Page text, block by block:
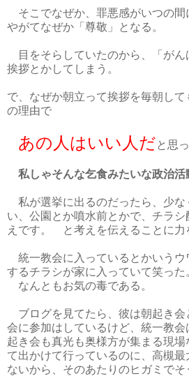
そこでなぜか、罪悪感がいつの間
やがてなぜか「尊敬」となる。
目をそらしていたのから、「がん
挨拶とかしてしまう。
で、なぜか朝立って挨拶を毎朝し
の理由で
あの人はいい人だ と思
私しゃそんな乞食みたいな政治活
私が選挙に出るのだったら、少な
い、公園とか噴水前とかで、チラ
えです。 と考えを伝えることに力
統一教会に入っているとかいうウ
するチラシが家に入っていて笑っ
なんともお気の毒である。
ブログを見てたら、彼は朝起き会
会に参加はしているけど、統一教
起き会も真光も奥様方が集まる現
て出かけて行っているのに、高槻
ないから、そのあたりのヒガミで